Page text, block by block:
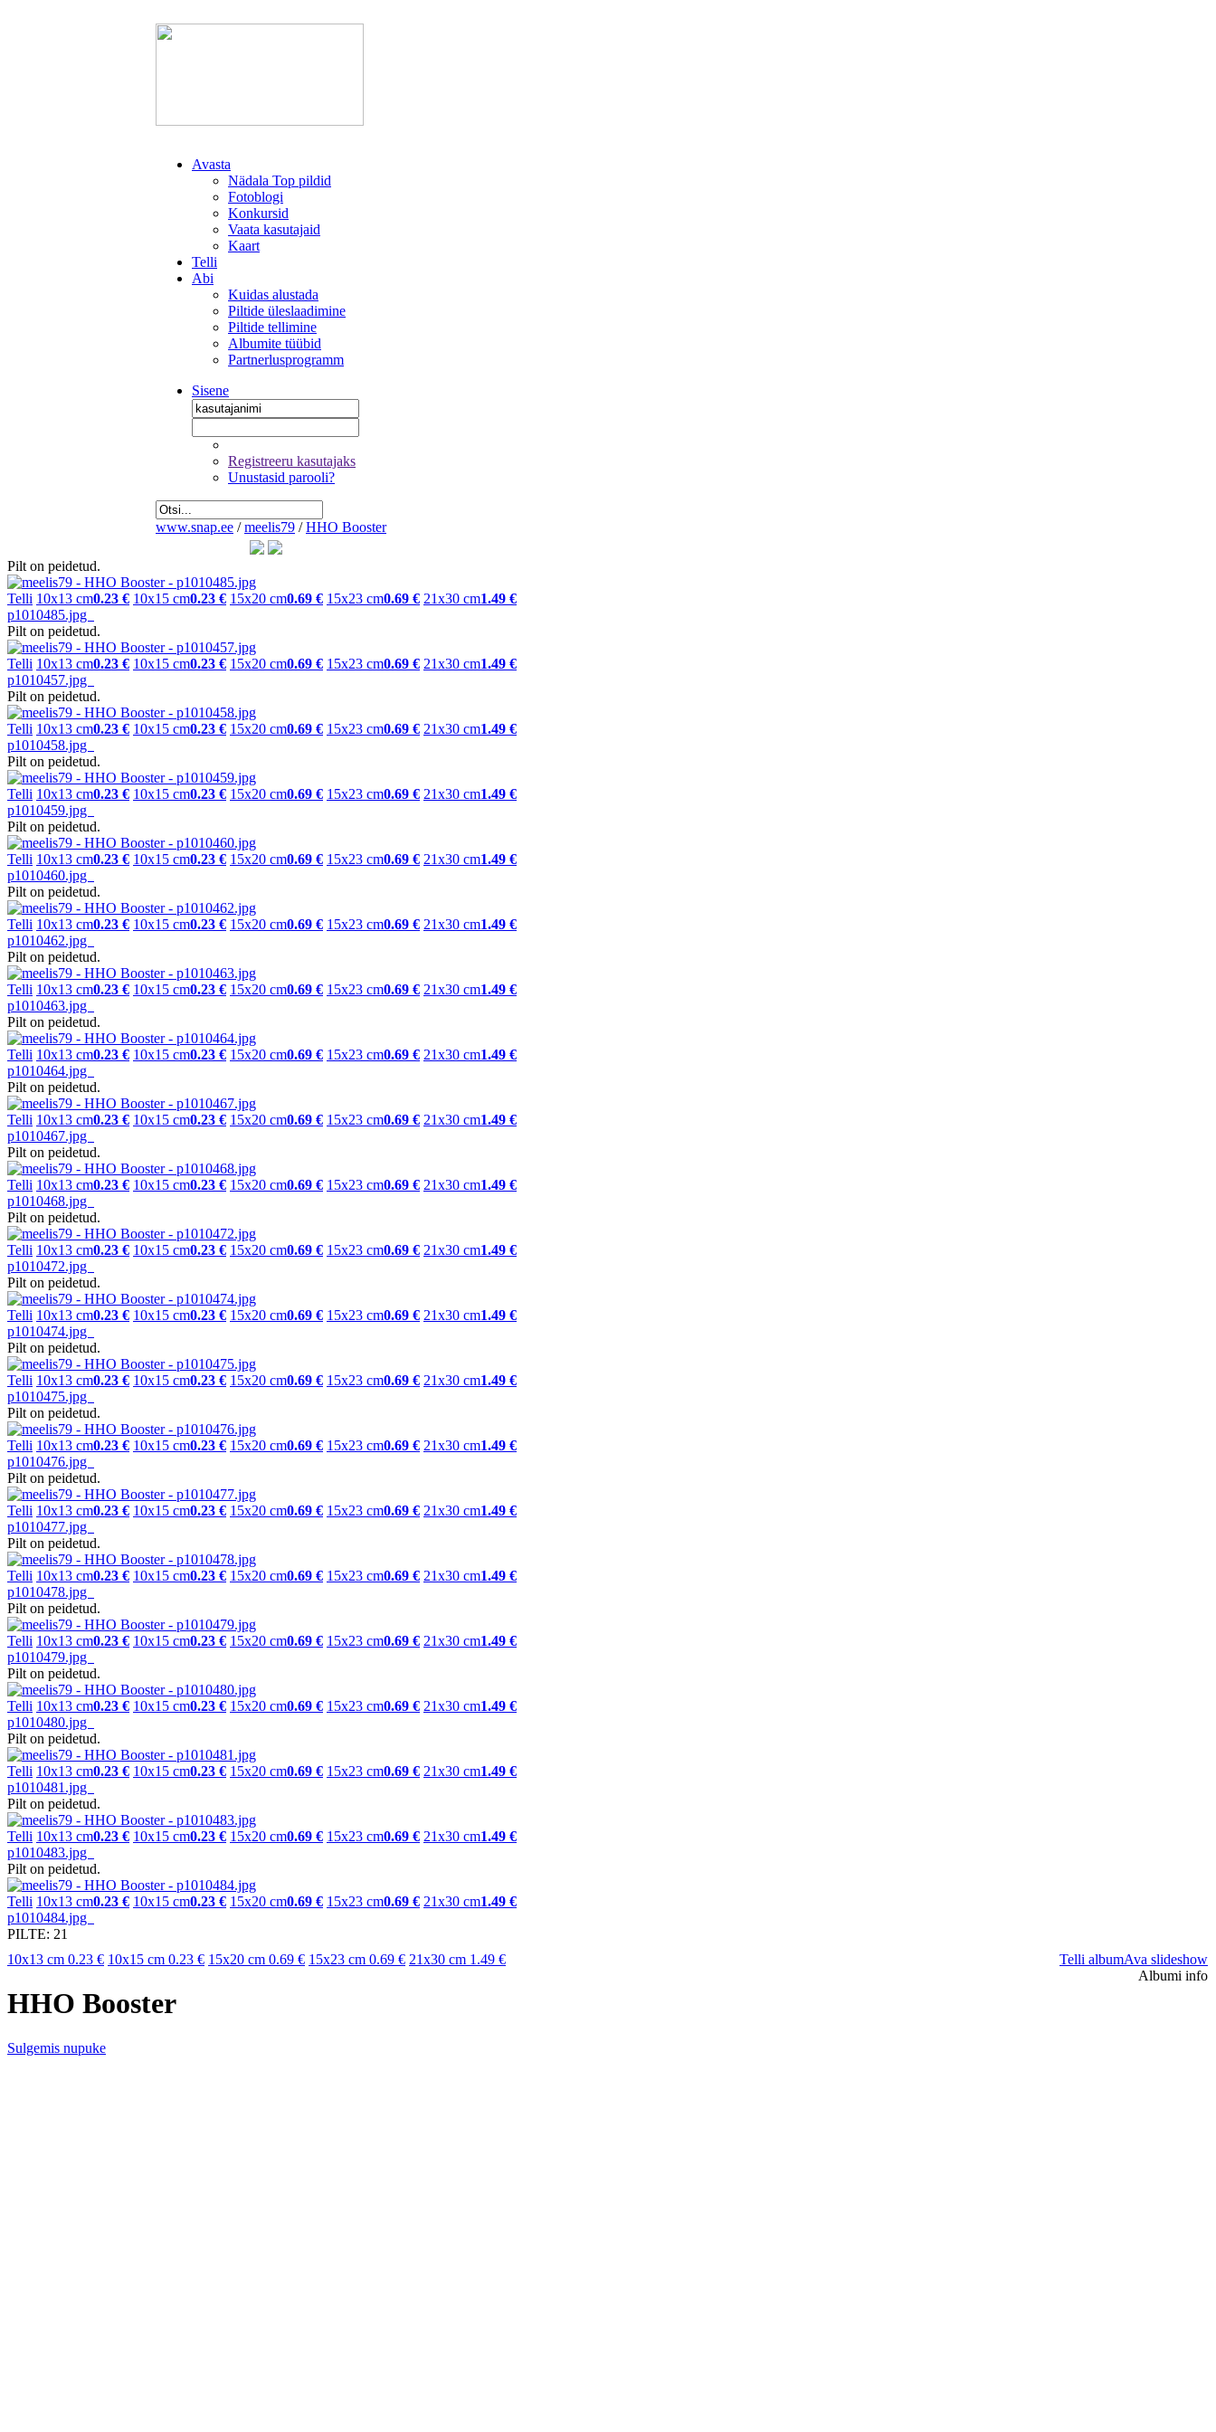
Avasta
Nädala Top pildid
Fotoblogi
Konkursid
Vaata kasutajaid
Kaart
Telli
Abi
Kuidas alustada
Piltide üleslaadimine
Piltide tellimine
Albumite tüübid
Partnerlusprogramm
Sisene
Registreeru kasutajaks
Unustasid parooli?
www.snap.ee / meelis79 / HHO Booster
Pilt on peidetud.
Telli 10x13 cm0.23 € 10x15 cm0.23 € 15x20 cm0.69 € 15x23 cm0.69 € 21x30 cm1.49 €
p1010485.jpg
Pilt on peidetud.
Telli 10x13 cm0.23 € 10x15 cm0.23 € 15x20 cm0.69 € 15x23 cm0.69 € 21x30 cm1.49 €
p1010457.jpg
Pilt on peidetud.
Telli 10x13 cm0.23 € 10x15 cm0.23 € 15x20 cm0.69 € 15x23 cm0.69 € 21x30 cm1.49 €
p1010458.jpg
Pilt on peidetud.
Telli 10x13 cm0.23 € 10x15 cm0.23 € 15x20 cm0.69 € 15x23 cm0.69 € 21x30 cm1.49 €
p1010459.jpg
Pilt on peidetud.
Telli 10x13 cm0.23 € 10x15 cm0.23 € 15x20 cm0.69 € 15x23 cm0.69 € 21x30 cm1.49 €
p1010460.jpg
Pilt on peidetud.
Telli 10x13 cm0.23 € 10x15 cm0.23 € 15x20 cm0.69 € 15x23 cm0.69 € 21x30 cm1.49 €
p1010462.jpg
Pilt on peidetud.
Telli 10x13 cm0.23 € 10x15 cm0.23 € 15x20 cm0.69 € 15x23 cm0.69 € 21x30 cm1.49 €
p1010463.jpg
Pilt on peidetud.
Telli 10x13 cm0.23 € 10x15 cm0.23 € 15x20 cm0.69 € 15x23 cm0.69 € 21x30 cm1.49 €
p1010464.jpg
Pilt on peidetud.
Telli 10x13 cm0.23 € 10x15 cm0.23 € 15x20 cm0.69 € 15x23 cm0.69 € 21x30 cm1.49 €
p1010467.jpg
Pilt on peidetud.
Telli 10x13 cm0.23 € 10x15 cm0.23 € 15x20 cm0.69 € 15x23 cm0.69 € 21x30 cm1.49 €
p1010468.jpg
Pilt on peidetud.
Telli 10x13 cm0.23 € 10x15 cm0.23 € 15x20 cm0.69 € 15x23 cm0.69 € 21x30 cm1.49 €
p1010472.jpg
Pilt on peidetud.
Telli 10x13 cm0.23 € 10x15 cm0.23 € 15x20 cm0.69 € 15x23 cm0.69 € 21x30 cm1.49 €
p1010474.jpg
Pilt on peidetud.
Telli 10x13 cm0.23 € 10x15 cm0.23 € 15x20 cm0.69 € 15x23 cm0.69 € 21x30 cm1.49 €
p1010475.jpg
Pilt on peidetud.
Telli 10x13 cm0.23 € 10x15 cm0.23 € 15x20 cm0.69 € 15x23 cm0.69 € 21x30 cm1.49 €
p1010476.jpg
Pilt on peidetud.
Telli 10x13 cm0.23 € 10x15 cm0.23 € 15x20 cm0.69 € 15x23 cm0.69 € 21x30 cm1.49 €
p1010477.jpg
Pilt on peidetud.
Telli 10x13 cm0.23 € 10x15 cm0.23 € 15x20 cm0.69 € 15x23 cm0.69 € 21x30 cm1.49 €
p1010478.jpg
Pilt on peidetud.
Telli 10x13 cm0.23 € 10x15 cm0.23 € 15x20 cm0.69 € 15x23 cm0.69 € 21x30 cm1.49 €
p1010479.jpg
Pilt on peidetud.
Telli 10x13 cm0.23 € 10x15 cm0.23 € 15x20 cm0.69 € 15x23 cm0.69 € 21x30 cm1.49 €
p1010480.jpg
Pilt on peidetud.
Telli 10x13 cm0.23 € 10x15 cm0.23 € 15x20 cm0.69 € 15x23 cm0.69 € 21x30 cm1.49 €
p1010481.jpg
Pilt on peidetud.
Telli 10x13 cm0.23 € 10x15 cm0.23 € 15x20 cm0.69 € 15x23 cm0.69 € 21x30 cm1.49 €
p1010483.jpg
Pilt on peidetud.
Telli 10x13 cm0.23 € 10x15 cm0.23 € 15x20 cm0.69 € 15x23 cm0.69 € 21x30 cm1.49 €
p1010484.jpg
PILTE: 21
Ava slideshow
Telli album
10x13 cm 0.23 € 10x15 cm 0.23 € 15x20 cm 0.69 € 15x23 cm 0.69 € 21x30 cm 1.49 €
Albumi info
HHO Booster
Sulgemis nupuke